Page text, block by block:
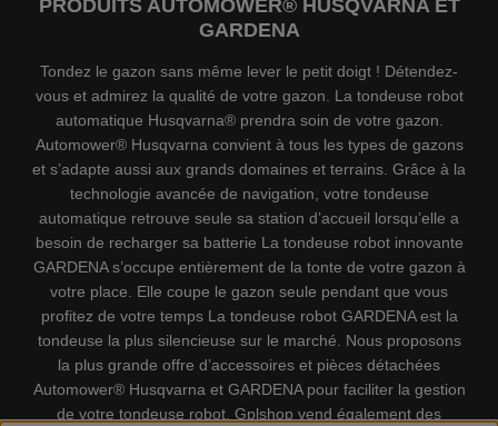
PRODUITS AUTOMOWER® HUSQVARNA ET
GARDENA
Tondez le gazon sans même lever le petit doigt ! Détendez-
vous et admirez la qualité de votre gazon. La tondeuse robot
automatique Husqvarna® prendra soin de votre gazon.
Automower® Husqvarna convient à tous les types de gazons
et s’adapte aussi aux grands domaines et terrains. Grâce à la
technologie avancée de navigation, votre tondeuse
automatique retrouve seule sa station d’accueil lorsqu’elle a
besoin de recharger sa batterie La tondeuse robot innovante
GARDENA s’occupe entièrement de la tonte de votre gazon à
votre place. Elle coupe le gazon seule pendant que vous
profitez de votre temps La tondeuse robot GARDENA est la
tondeuse la plus silencieuse sur le marché. Nous proposons
la plus grande offre d’accessoires et pièces détachées
Automower® Husqvarna et GARDENA pour faciliter la gestion
de votre tondeuse robot. Gplshop vend également des